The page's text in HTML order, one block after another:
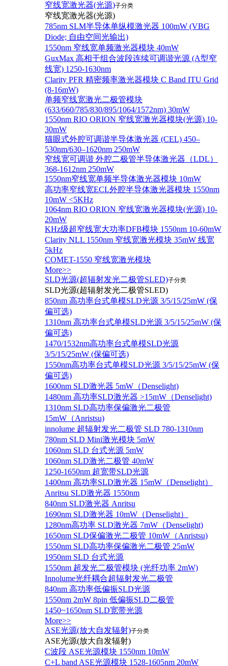
窄线宽激光器(光源)子分类
窄线宽激光器(光源)
785nm SLM半导体单纵模激光器 100mW (VBG
Diode; 自由空间光输出)
1550nm 窄线宽单频激光器模块 40mW
GuxMax 高相干组合波段连续可调谐光源 (A型窄
线宽) 1250-1630nm
Clarity PFR 精密频率激光器模块 C Band ITU Grid
(8-16mW)
单频窄线宽激光二极管模块
(633/660/785/830/895/1064/1572nm) 30mW
1550nm RIO ORION 窄线宽激光器模块(光源) 10-
30mW
猫眼式外腔可调谐半导体激光器 (CEL) 450–
530nm/630–1620nm 250mW
窄线宽可调谐 外腔二极管半导体激光器（LDL）
368-1612nm 250mW
1550nm窄线宽单频半导体激光器模块 10mW
高功率窄线宽ECL外腔半导体激光器模块 1550nm
10mW <5KHz
1064nm RIO ORION 窄线宽激光器模块(光源) 10-
20mW
KHz级超窄线宽大功率DFB模块 1550nm 10-60mW
Clarity NLL 1550nm 窄线宽激光模块 35mW 线宽
5kHz
COMET-1550 窄线宽激光模块
More>>
SLD光源(超辐射发光二极管SLED)子分类
SLD光源(超辐射发光二极管SLED)
850nm 高功率台式单模SLD光源 3/5/15/25mW (保
偏可选)
1310nm 高功率台式单模SLD光源 3/5/15/25mW (保
偏可选)
1470/1532nm高功率台式单模SLD光源
3/5/15/25mW (保偏可选)
1550nm高功率台式单模SLD光源 3/5/15/25mW (保
偏可选)
1600nm SLD激光器 5mW（Denselight)
1480nm 高功率SLD激光器 >15mW（Denselight)
1310nm SLD高功率保偏激光二极管
15mW（Anristsu)
innolume 超辐射发光二极管 SLD 780-1310nm
780nm SLD Mini激光模块 5mW
1060nm SLD 台式光源 5mW
1060nm SLD激光二极管 40mW
1250-1650nm 超宽带SLD光源
1400nm 高功率SLD激光器 15mW（Denselight）
Anritsu SLD激光器 1550nm
840nm SLD激光器 Anritsu
1690nm SLD激光器 10mW（Denselight）
1280nm高功率 SLD激光器 7mW（Denselight)
1650nm SLD保偏激光二极管 10mW（Anristsu)
1550nm SLD高功率保偏激光二极管 25mW
1950nm SLD 台式光源
1550nm 超发光二极管模块 (光纤功率 2mW)
Innolume光纤耦合超辐射发光二极管
840nm 高功率低偏振SLD光源
1550nm 2mW 8pin 低偏振SLD二极管
1450~1650nm SLD宽带光源
More>>
ASE光源(放大自发辐射)子分类
ASE光源(放大自发辐射)
C波段 ASE光源模块 1550nm 10mW
C+L band ASE光源模块 1528-1605nm 20mW